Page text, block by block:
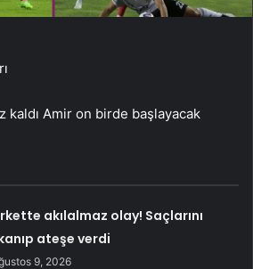
kaldı Amir on birde başlayacak
akılalmaz olay! Saçlarını
ateşe verdi
9, 2026